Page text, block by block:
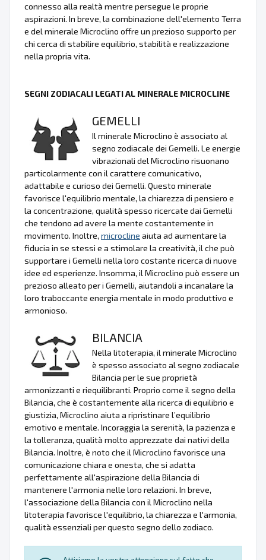
connesso alla realtà mentre persegue le proprie
aspirazioni. In breve, la combinazione dell'elemento Terra
e del minerale Microclino offre un prezioso supporto per
chi cerca di stabilire equilibrio, stabilità e realizzazione
nella propria vita.
SEGNI ZODIACALI LEGATI AL MINERALE MICROCLINE
GEMELLI
Il minerale Microclino è associato al
segno zodiacale dei Gemelli. Le energie
vibrazionali del Microclino risuonano
particolarmente con il carattere comunicativo,
adattabile e curioso dei Gemelli. Questo minerale
favorisce l'equilibrio mentale, la chiarezza di pensiero e
la concentrazione, qualità spesso ricercate dai Gemelli
che tendono ad avere la mente costantemente in
movimento. Inoltre, microcline aiuta ad aumentare la
fiducia in se stessi e a stimolare la creatività, il che può
supportare i Gemelli nella loro costante ricerca di nuove
idee ed esperienze. Insomma, il Microclino può essere un
prezioso alleato per i Gemelli, aiutandoli a incanalare la
loro traboccante energia mentale in modo produttivo e
armonioso.
BILANCIA
Nella litoterapia, il minerale Microclino
è spesso associato al segno zodiacale
Bilancia per le sue proprietà
armonizzanti e riequilibranti. Proprio come il segno della
Bilancia, che è costantemente alla ricerca di equilibrio e
giustizia, Microclino aiuta a ripristinare l’equilibrio
emotivo e mentale. Incoraggia la serenità, la pazienza e
la tolleranza, qualità molto apprezzate dai nativi della
Bilancia. Inoltre, è noto che il Microclino favorisce una
comunicazione chiara e onesta, che si adatta
perfettamente all'aspirazione della Bilancia di
mantenere l'armonia nelle loro relazioni. In breve,
l'associazione della Bilancia con il Microclino nella
litoterapia favorisce l'equilibrio, la chiarezza e l'armonia,
qualità essenziali per questo segno dello zodiaco.